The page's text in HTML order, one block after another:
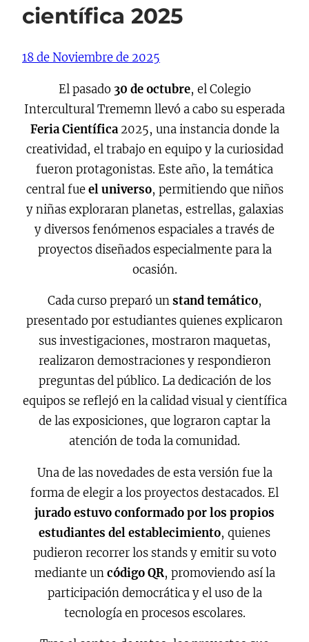
científica 2025
18 de Noviembre de 2025
El pasado 30 de octubre, el Colegio
Intercultural Trememn llevó a cabo su esperada
Feria Científica2025, una instancia donde la
creatividad, el trabajo en equipo y la curiosidad
fueron protagonistas. Este año, la temática
central fueel universo, permitiendo que niños
y niñas exploraran planetas, estrellas, galaxias
y diversos fenómenos espaciales a través de
proyectos diseñados especialmente para la
ocasión.
Cada curso preparó unstand temático,
presentado por estudiantes quienes explicaron
sus investigaciones, mostraron maquetas,
realizaron demostraciones y respondieron
preguntas del público. La dedicación de los
equipos se reflejó en la calidad visual y científica
de las exposiciones, que lograron captar la
atención de toda la comunidad.
Una de las novedades de esta versión fue la
forma de elegir a los proyectos destacados. El
jurado estuvo conformado por los propios
estudiantes del establecimiento, quienes
pudieron recorrer los stands y emitir su voto
mediante uncódigo QR, promoviendo así la
participación democrática y el uso de la
tecnología en procesos escolares.